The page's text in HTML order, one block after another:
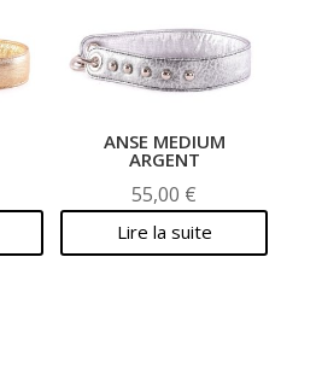
ANSE MEDIUM
ARGENT
55,00 €
Lire la suite